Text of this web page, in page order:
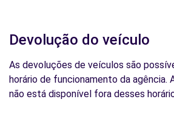
Devolução do veículo
As devoluções de veículos são
horário de funcionamento da agência.
não está disponível fora desses